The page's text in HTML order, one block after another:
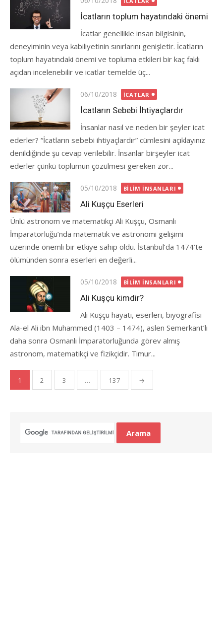
on
İcatların toplum hayatındaki önemi
İcatlar genellikle insan bilgisinin,
deneyiminin veya kabiliyetinin sınırlarını genişletir. İcatların
toplum hayatındaki önemi ve topluma etkileri bir kaç faklı
açıdan incelenebilir ve icatlar temelde üç...
Posted
on
06/10/2018 İCATLAR
İcatların Sebebi İhtiyaçlardır
İnsanlar nasıl ve neden bir şeyler icat
ederler? “İcatların sebebi ihtiyaçlardır” cümlesini açıklayınız
denildiğinde şu cevap verilebilir. İnsanlar birşeyler icat
ederler çünkü toplumun çözülmesi gereken zor...
Posted
on
05/10/2018 BILIM İNSANLARI
Ali Kuşçu Eserleri
Ünlü astronom ve matematikçi Ali Kuşçu, Osmanlı
İmparatorluğu’nda matematik ve astronomi gelişimi
üzerinde önemli bir etkiye sahip oldu. İstanbul’da 1474’te
ölümünden sonra eserleri en değerli...
Posted
on
05/10/2018 BILIM İNSANLARI
Ali Kuşçu kimdir?
Ali Kuşçu hayatı, eserleri, biyografisi
Ala-el Ali ibn Muhammed (1403 – 1474), aslen Semerkant’lı
daha sonra Osmanlı İmparatorluğunda görev almış
astronom, matematikçi ve fizikçidir. Timur...
Yazı
gezinmesi
1 2 3 … 137 →